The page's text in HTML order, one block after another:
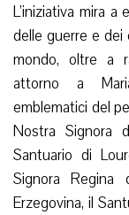
L’iniziativa mira
delle guerre e dei
mondo, oltre a
attorno a
emblematici del
Nostra Signora
Santuario di
Signora
Erzegovina, il